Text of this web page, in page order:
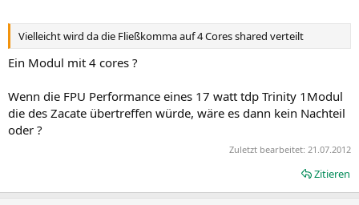
Vielleicht wird da die Fließkomma auf 4 Cores shared verteilt
Ein Modul mit 4 cores ?
Wenn die FPU Performance eines 17 watt tdp Trinity 1Modul
die des Zacate übertreffen würde, wäre es dann kein Nachteil
oder ?
Zuletzt bearbeitet: 21.07.2012
Zitieren